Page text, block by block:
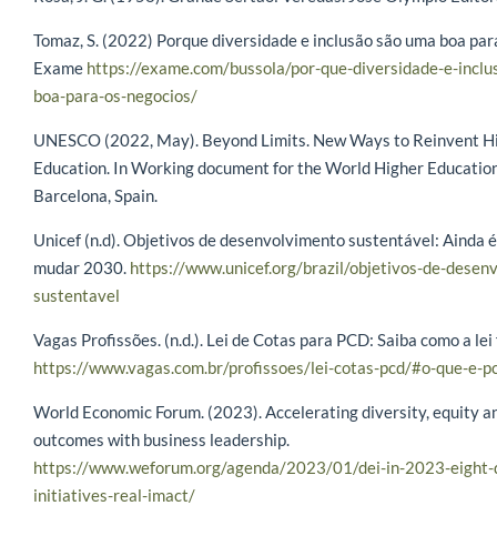
Tomaz, S. (2022) Porque diversidade e inclusão são uma boa
Exame https://exame.com/bussola/por-que-diversidade-e-
boa-para-os-negocios/
UNESCO (2022, May). Beyond Limits. New Ways to Reinvent
Education. In Working document for the World Higher
Barcelona, Spain.
Unicef (n.d). Objetivos de desenvolvimento sustentável: Ainda
mudar 2030. https://www.unicef.org/brazil/objetivos-de-
sustentavel
Vagas Profissões. (n.d.). Lei de Cotas para PCD: Saiba como a
https://www.vagas.com.br/profissoes/lei-cotas-pcd/#o-que-e-
World Economic Forum. (2023). Accelerating diversity, equity
outcomes with business leadership.
https://www.weforum.org/agenda/2023/01/dei-in-2023-
initiatives-real-imact/